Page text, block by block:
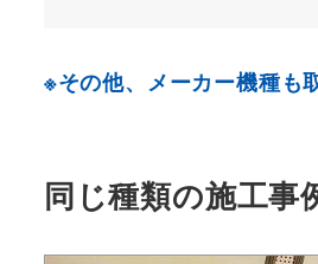
※その他、メーカー機種も
同じ種類の施工事